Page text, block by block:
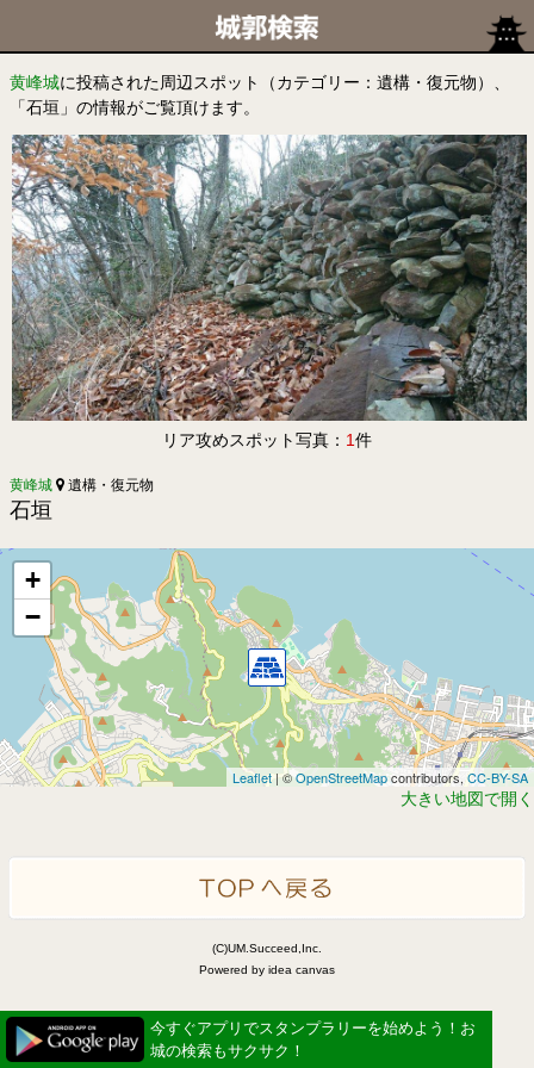
黄峰城に投稿された周辺スポット（カテゴリー：遺構・復元物）、
「石垣」の情報がご覧頂けます。
リア攻めスポット写真： 1件
黄峰城 遺構・復元物
石垣
+
−
Leaflet | ©OpenStreetMapcontributors,CC-BY-SA
大きい地図で開く
(C)UM.Succeed,Inc.
Powered by idea canvas
今すぐアプリでスタンプラリーを始めよう！お
城の検索もサクサク！